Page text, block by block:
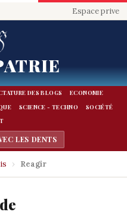
Espace prive
DES BLOGS
ECONOMIE
SCIENCE - TECHNO
SOCIÉTÉ
› Reagir